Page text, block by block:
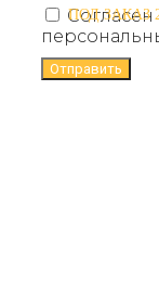
ПОД ЗАКАЗ
Отправить